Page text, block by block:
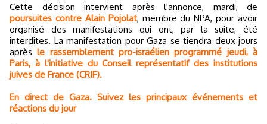
Cette décision intervient après l'annonce, mardi, de
poursuites contre Alain Pojolat, membre du NPA, pour avoir
organisé des manifestations qui ont, par la suite, été
interdites. La manifestation pour Gaza se tiendra deux jours
aprèsle rassemblement pro-israélien programmé jeudi, à
Paris, à l'initiative du Conseil représentatif des institutions
juives de France (CRIF).
En direct de Gaza. Suivez les principaux événements et
réactions du jour